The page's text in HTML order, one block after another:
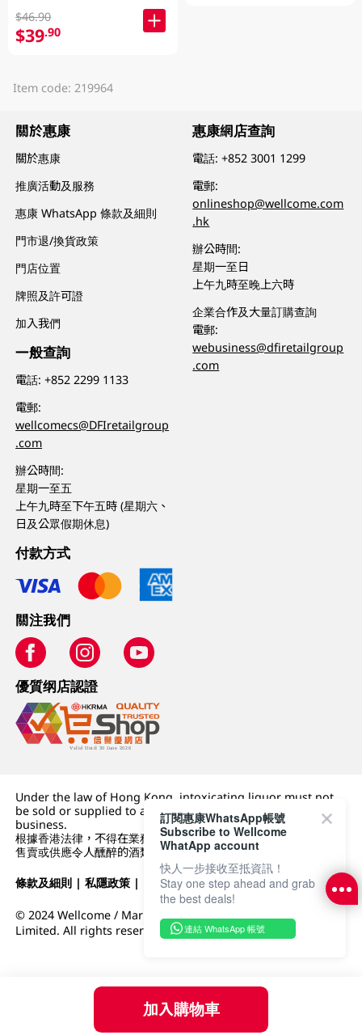
加入購物車
$46.90
$39.90
Item code: 219964
關於惠康
關於惠康
推廣活動及服務
惠康 WhatsApp 條款及細則
門市退/換貨政策
門店位置
牌照及許可證
加入我們
一般查詢
電話:+852 2299 1133
電郵:
wellcomecs@DFIretailgroup
.com
辦公時間:
星期一至五
上午九時至下午五時 (星期六、
日及公眾假期休息)
惠康網店查詢
電話:+852 3001 1299
電郵:
onlineshop@wellcome.com
.hk
辦公時間:
星期一至日
上午九時至晚上六時
企業合作及大量訂購查詢
電郵:
webusiness@dfiretailgroup
.com
付款方式
關注我們
優質纲店認證
Under the law of Hong Kong, intoxicating liquor must not
be sold or supplied to a minor (under 18) in the course of
business.
根據香港法律，不得在業務過程中，向未成年人 (18 歲以下人士)
售賣或供應令人醺醉的酒類。
條款及細則 |私隱政策 | DFI零售集團
© 2024 Wellcome / Market Place. The Dairy Farm Company
Limited. All rights reserved.
訂閱惠康WhatsApp帳號
Subscribe to Wellcome
WhatApp account
快人一步接收至抵資訊！
Stay one step ahead and grab
the best deals!
連結 WhatsApp 帳號